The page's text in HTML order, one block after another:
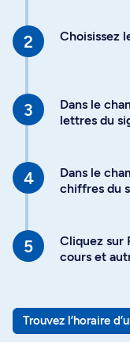
Choisissez
Dans le
lettres du
Dans le
chiffres du
Cliquez sur
cours et
Trouvez l’horaire